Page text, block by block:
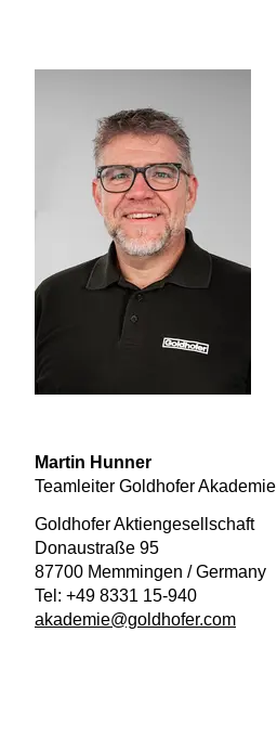
Martin Hunner
Teamleiter Goldhofer Akademie
Goldhofer Aktiengesellschaft
Donaustraße 95
87700 Memmingen / Germany
Tel: +49 8331 15-940
akademie@goldhofer.com